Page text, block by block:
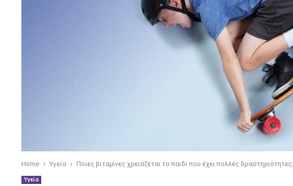
Home Υγεία Ποιες βιταμίνες χρειάζεται το παιδί που έχει πολλές δραστηριότητες;
Υγεία